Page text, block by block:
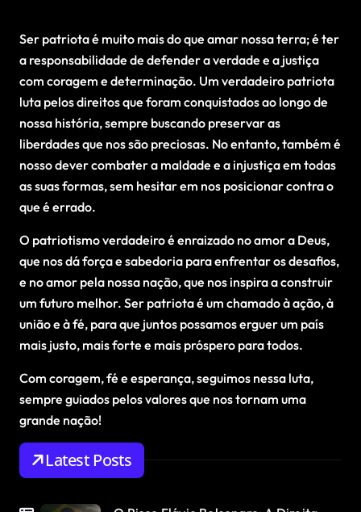
Ser patriota é muito mais do que amar nossa terra; é ter
a responsabilidade de defender a verdade e a justiça
com coragem e determinação. Um verdadeiro patriota
luta pelos direitos que foram conquistados ao longo de
nossa história, sempre buscando preservar as
liberdades que nos são preciosas. No entanto, também é
nosso dever combater a maldade e a injustiça em todas
as suas formas, sem hesitar em nos posicionar contra o
que é errado.
O patriotismo verdadeiro é enraizado no amor a Deus,
que nos dá força e sabedoria para enfrentar os desafios,
e no amor pela nossa nação, que nos inspira a construir
um futuro melhor. Ser patriota é um chamado à ação, à
união e à fé, para que juntos possamos erguer um país
mais justo, mais forte e mais próspero para todos.
Com coragem, fé e esperança, seguimos nessa luta,
sempre guiados pelos valores que nos tornam uma
grande nação!
Latest Posts